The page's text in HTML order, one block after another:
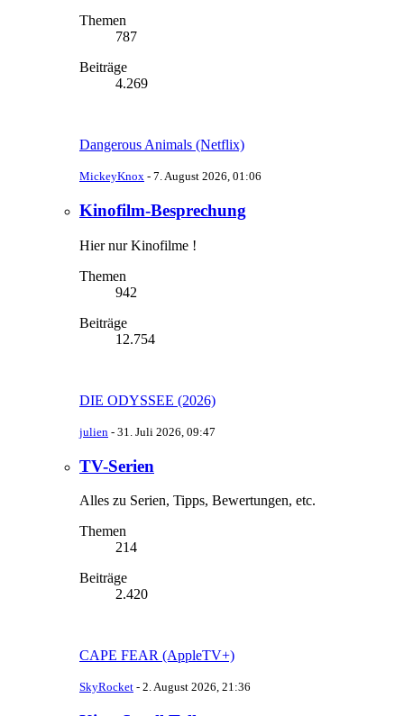
Themen
787
Beiträge
4.269
Dangerous Animals (Netflix)
MickeyKnox - 7. August 2026, 01:06
Kinofilm-Besprechung
Hier nur Kinofilme !
Themen
942
Beiträge
12.754
DIE ODYSSEE (2026)
julien - 31. Juli 2026, 09:47
TV-Serien
Alles zu Serien, Tipps, Bewertungen, etc.
Themen
214
Beiträge
2.420
CAPE FEAR (AppleTV+)
SkyRocket - 2. August 2026, 21:36